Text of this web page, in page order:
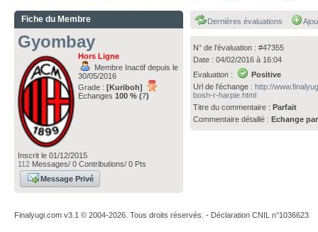
Fiche du Membre
Gyombay
Hors Ligne
Membre Inactif depuis le
30/05/2016
Grade : [Kuriboh]
Echanges 100 % (7)
Inscrit le 01/12/2015
112 Messages/ 0 Contributions/ 0 Pts
Message Privé
Dernières évaluations
N° de l'évaluation : #47355
Date : 04/02/2016 à 16:04
Evaluation :
Positive
Url de l'échange :http://
bosh-r-harpie.html
Titre du commentaire :Parfait
Commentaire détaillé :Echange
Finalyugi.com v3.1 © 2004-2026. Tous droits réservés. - Déclaration CNIL n°1036623